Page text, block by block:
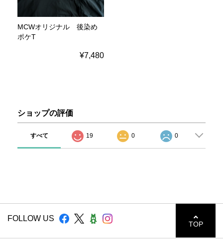
MCWオリジナル 後染め
ポケT
¥7,480
ショップの評価
すべて 19 0 0
FOLLOW US
TOP